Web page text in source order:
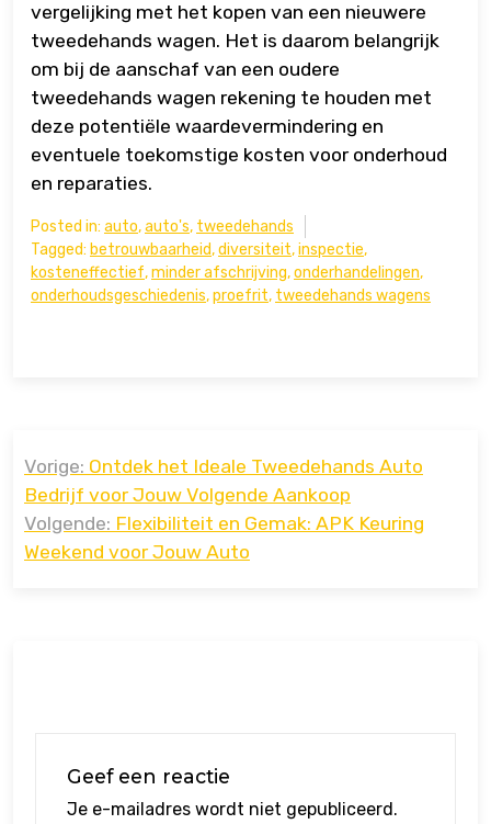
vergelijking met het kopen van een nieuwere
tweedehands wagen. Het is daarom belangrijk
om bij de aanschaf van een oudere
tweedehands wagen rekening te houden met
deze potentiële waardevermindering en
eventuele toekomstige kosten voor onderhoud
en reparaties.
Posted in: auto,auto's, tweedehands
Tagged: betrouwbaarheid,diversiteit,inspectie,
kosteneffectief,minder afschrijving,onderhandelingen,
onderhoudsgeschiedenis,proefrit, tweedehands wagens
navigatie
Vorige: Ontdek het Ideale Tweedehands Auto
Bedrijf voor Jouw Volgende Aankoop
Volgende: Flexibiliteit en Gemak: APK Keuring
Weekend voor Jouw Auto
Geef een reactie
Je e-mailadres wordt niet gepubliceerd.